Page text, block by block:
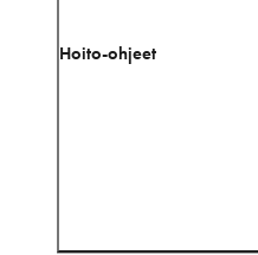
Hoito-ohjeet